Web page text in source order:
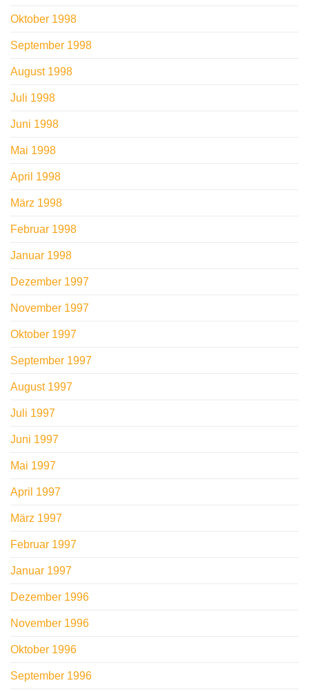
Oktober 1998
September 1998
August 1998
Juli 1998
Juni 1998
Mai 1998
April 1998
März 1998
Februar 1998
Januar 1998
Dezember 1997
November 1997
Oktober 1997
September 1997
August 1997
Juli 1997
Juni 1997
Mai 1997
April 1997
März 1997
Februar 1997
Januar 1997
Dezember 1996
November 1996
Oktober 1996
September 1996